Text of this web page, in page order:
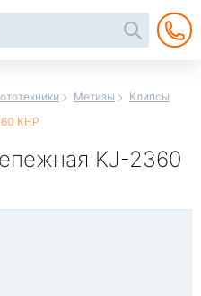
Метизы
Клипсы
КНР
KJ-2360